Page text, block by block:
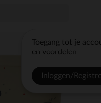
Toegang tot je
en voordelen
Inloggen/